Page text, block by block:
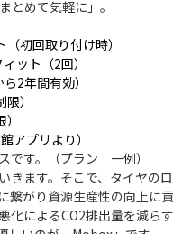
めて気軽に」。
初回取り付け時）
ット（2回）
2年間有効）
）
アプリより）
です。（プラン 一例）
ます。そこで、タイヤの
繋がり資源生産性の向上に
によるCO2排出量を減ら